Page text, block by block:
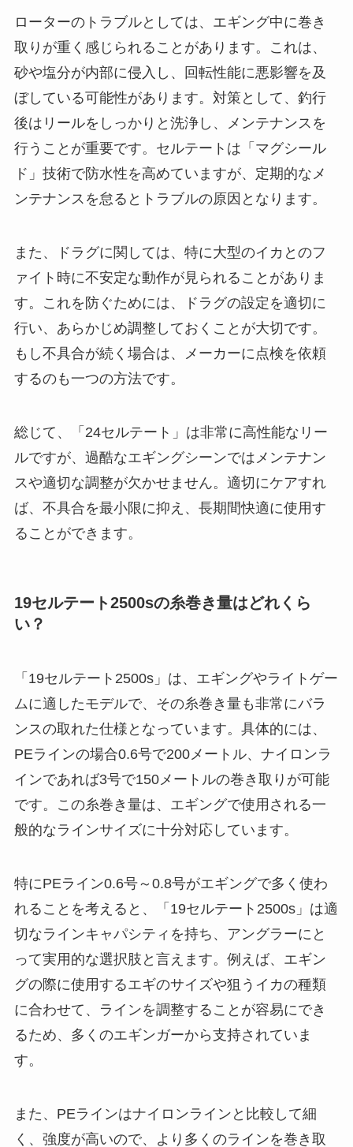
ローターのトラブルとしては、エギング中に巻き
取りが重く感じられることがあります。これは、
砂や塩分が内部に侵入し、回転性能に悪影響を及
ぼしている可能性があります。対策として、釣行
後はリールをしっかりと洗浄し、メンテナンスを
行うことが重要です。セルテートは「マグシール
ド」技術で防水性を高めていますが、定期的なメ
ンテナンスを怠るとトラブルの原因となります。
また、ドラグに関しては、特に大型のイカとのフ
ァイト時に不安定な動作が見られることがありま
す。これを防ぐためには、ドラグの設定を適切に
行い、あらかじめ調整しておくことが大切です。
もし不具合が続く場合は、メーカーに点検を依頼
するのも一つの方法です。
総じて、「24セルテート」は非常に高性能なリー
ルですが、過酷なエギングシーンではメンテナン
スや適切な調整が欠かせません。適切にケアすれ
ば、不具合を最小限に抑え、長期間快適に使用す
ることができます。
19セルテート2500sの糸巻き量はどれくら
い？
「19セルテート2500s」は、エギングやライトゲー
ムに適したモデルで、その糸巻き量も非常にバラ
ンスの取れた仕様となっています。具体的には、
PEラインの場合0.6号で200メートル、ナイロンラ
インであれば3号で150メートルの巻き取りが可能
です。この糸巻き量は、エギングで使用される一
般的なラインサイズに十分対応しています。
特にPEライン0.6号～0.8号がエギングで多く使わ
れることを考えると、「19セルテート2500s」は適
切なラインキャパシティを持ち、アングラーにと
って実用的な選択肢と言えます。例えば、エギン
グの際に使用するエギのサイズや狙うイカの種類
に合わせて、ラインを調整することが容易にでき
るため、多くのエギンガーから支持されていま
す。
また、PEラインはナイロンラインと比較して細
く、強度が高いので、より多くのラインを巻き取